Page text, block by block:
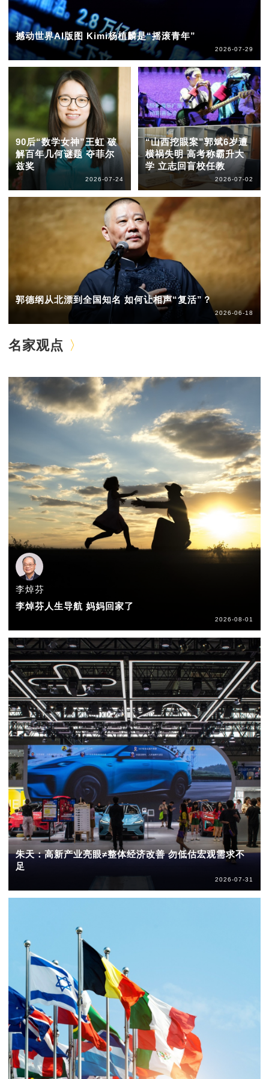
撼动世界AI版图 Kimi杨植麟是“摇滚青年”
2026-07-29
90后“数学女神”王虹 破
解百年几何谜题 夺菲尔
兹奖
2026-07-24
“山西挖眼案”郭斌6岁遭
横祸失明 高考称霸升大
学 立志回盲校任教
2026-07-02
郭德纲从北漂到全国知名 如何让相声“复活”？
2026-06-18
名家观点
李焯芬
李焯芬人生导航 妈妈回家了
2026-08-01
朱天：高新产业亮眼≠整体经济改善 勿低估宏观需求不
足
2026-07-31